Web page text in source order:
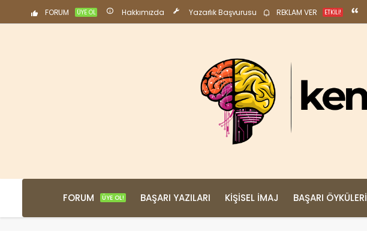
FORUM ÜYE OL Hakkımızda Yazarlık Başvurusu REKLAM VER ETKILI!
FORUM ÜYE OL! BAŞARI YAZILARI KIŞISEL İMAJ BAŞARI ÖYKÜLERI